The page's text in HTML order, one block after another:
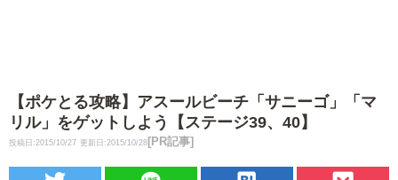
【ポケとる攻略】アスールビーチ「サニーゴ」「マ
リル」をゲットしよう【ステージ39、40】
投稿日:2015/10/27 更新日:2015/10/28 [PR記事]